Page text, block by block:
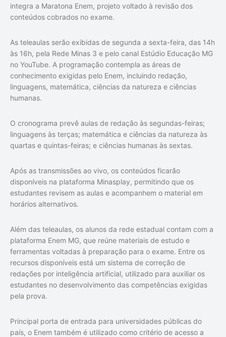
integra a Maratona Enem, projeto voltado à revisão dos
conteúdos cobrados no exame.
As teleaulas serão exibidas de segunda a sexta-feira, das 14h
às 16h, pela Rede Minas 3 e pelo canal Estúdio Educação MG
no YouTube. A programação contempla as áreas de
conhecimento exigidas pelo Enem, incluindo redação,
linguagens, matemática, ciências da natureza e ciências
humanas.
O cronograma prevê aulas de redação às segundas-feiras;
linguagens às terças; matemática e ciências da natureza às
quartas e quintas-feiras; e ciências humanas às sextas.
Após as transmissões ao vivo, os conteúdos ficarão
disponíveis na plataforma Minasplay, permitindo que os
estudantes revisem as aulas e acompanhem o material em
horários alternativos.
Além das teleaulas, os alunos da rede estadual contam com a
plataforma Enem MG, que reúne materiais de estudo e
ferramentas voltadas à preparação para o exame. Entre os
recursos disponíveis está um sistema de correção de
redações por inteligência artificial, utilizado para auxiliar os
estudantes no desenvolvimento das competências exigidas
pela prova.
Principal porta de entrada para universidades públicas do
país, o Enem também é utilizado como critério de acesso a